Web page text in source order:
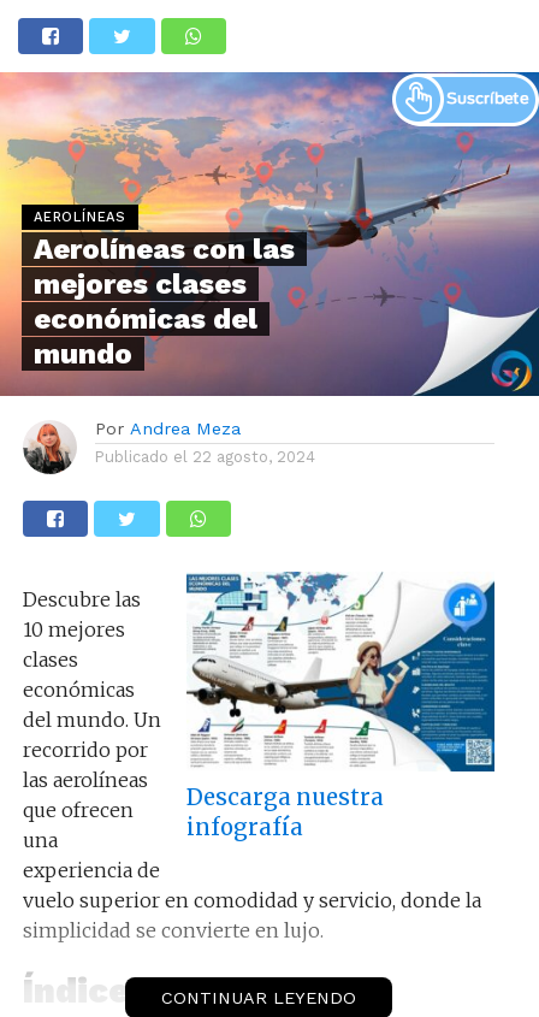
AEROLÍNEAS
Aerolíneas con las
mejores clases
económicas del
mundo
Por Andrea Meza
Publicado el 22 agosto, 2024
Descarga nuestra
infografía
Descubre las
10 mejores
clases
económicas
del mundo. Un
recorrido por
las aerolíneas
que ofrecen
una
experiencia de
vuelo superior en comodidad y servicio, donde la
simplicidad se convierte en lujo.
Índice: CONTINUAR LEYENDO